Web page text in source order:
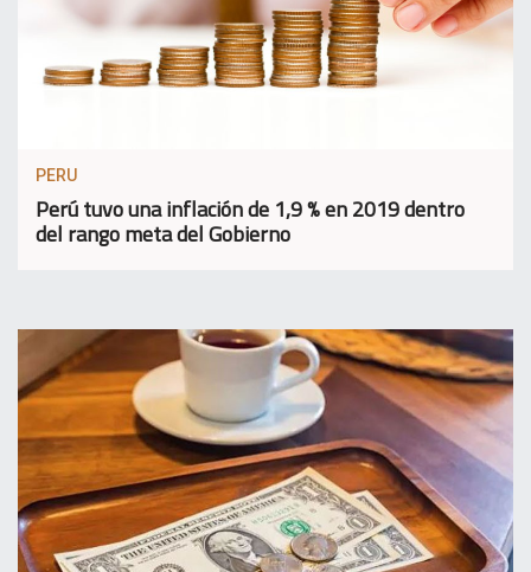
PERU
Perú tuvo una inflación de 1,9 % en 2019 dentro
del rango meta del Gobierno